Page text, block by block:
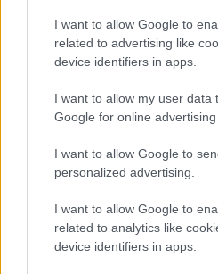
I want to allow Google to
related to advertising like
device identifiers in apps.
I want to allow my user data
Google for online advertising
I want to allow Google to
personalized advertising.
I want to allow Google to
related to analytics like
device identifiers in apps.
I nostri cari
I nostri cari
Giovannimaria